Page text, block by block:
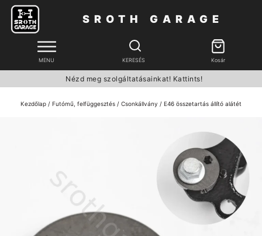
SROTH GARAGE
MENU KERESÉS Kosár
Nézd meg szolgáltatásainkat! Kattints!
Kezdőlap / Futómű, felfüggesztés / Csonkállvány / E46 összetartás állító alátét